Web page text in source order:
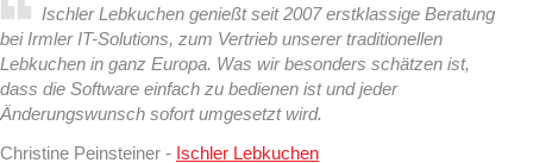
Ischler Lebkuchen genießt seit 2007 erstklassige Beratung
bei Irmler IT-Solutions, zum Vertrieb unserer traditionellen
Lebkuchen in ganz Europa. Was wir besonders schätzen ist,
dass die Software einfach zu bedienen ist und jeder
Änderungswunsch sofort umgesetzt wird.
Christine Peinsteiner - Ischler Lebkuchen